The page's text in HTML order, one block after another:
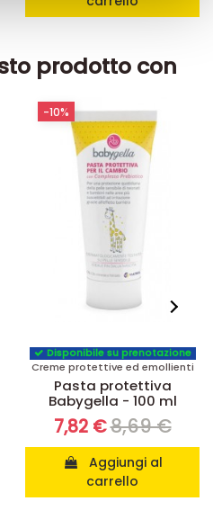
loro servizi.
prodotto con
Disponibile su prenotazione
Creme protettive ed emollienti
Pasta protettiva
Babygella - 100 ml
7,82 €8,69 €
carrello
-10%